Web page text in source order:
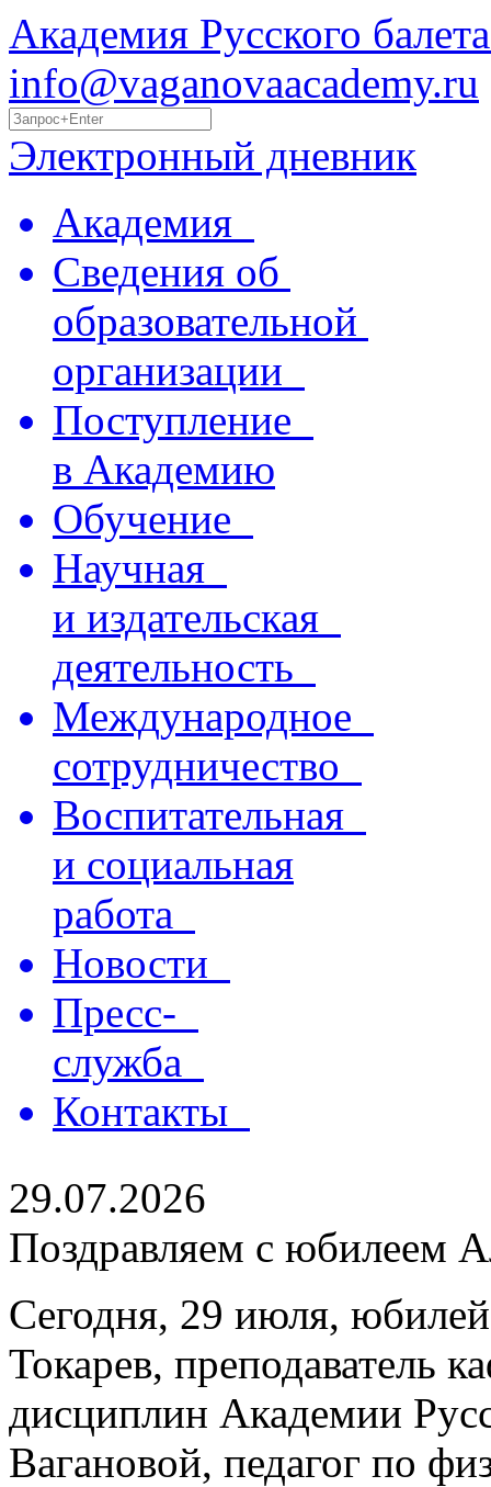
Академия Русского
info@vaganovaacademy.ru
Электронный дневник
Академия
Сведения об
образовательной
организации
Поступление
в Академию
Обучение
Научная
и издательская
деятельность
Международное
сотрудничество
Воспитательная
и социальная
работа
Новости
Пресс-
служба
Контакты
29.07.2026
Поздравляем с юбилеем
Сегодня, 29 июля,
Токарев, преподаватель
дисциплин Академии
Вагановой, педагог по